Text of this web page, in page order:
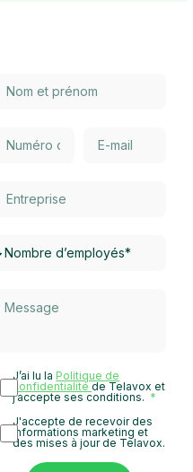
J’ai lu la Politique de
confidentialitéde Telavox et
j’accepte ses conditions.
J'accepte de recevoir des
informations marketing et
des mises à jour de Telavox.